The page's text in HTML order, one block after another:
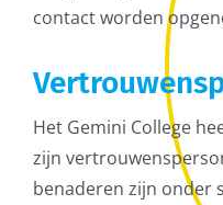
contact worden
Het Gemini College
zijn
benaderen zijn onder